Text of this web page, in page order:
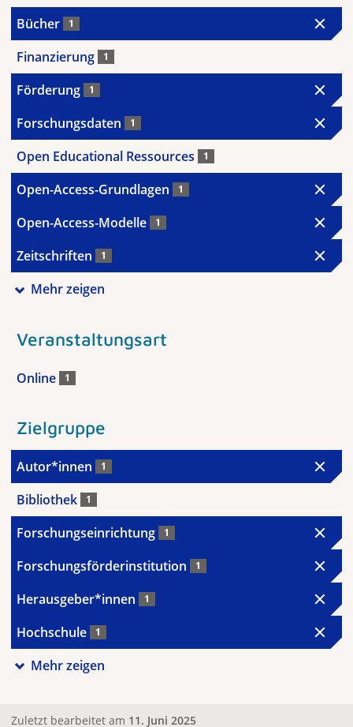
Bücher 1
Finanzierung 1
Förderung 1
Forschungsdaten 1
Open Educational Ressources 1
Open-Access-Grundlagen 1
Open-Access-Modelle 1
Zeitschriften 1
Mehr zeigen
Veranstaltungsart
Online 1
Zielgruppe
Autor*innen 1
Bibliothek 1
Forschungseinrichtung 1
Forschungsförderinstitution 1
Herausgeber*innen 1
Hochschule 1
Mehr zeigen
Zuletzt bearbeitet am 11. Juni 2025